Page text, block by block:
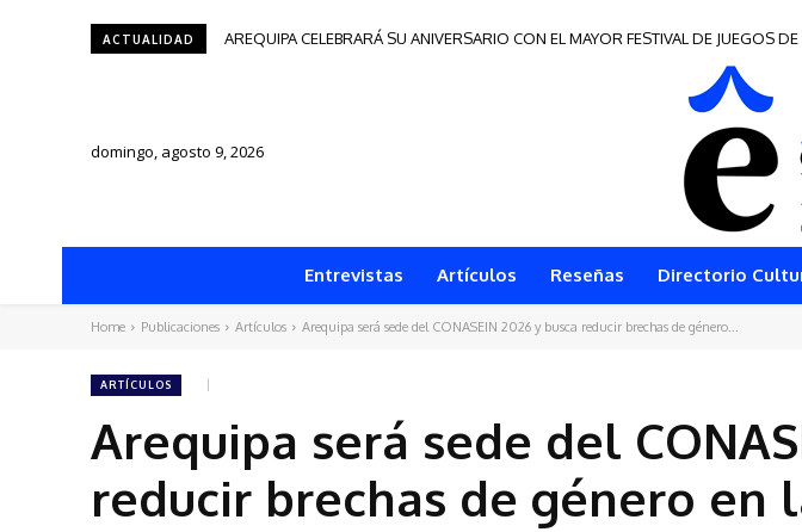
ACTUALIDAD AREQUIPA CELEBRARÁ SU ANIVERSARIO CON EL MAYOR FESTIVAL DE JUEGOS DE
Tacna será sede del Festival de Autores de Frontera 2026
domingo, agosto 9, 2026
Entrevistas Artículos Reseñas Directorio
Home Publicaciones Artículos Arequipa será sede del CONASEIN 2026 y busca reducir brechas de género...
ARTÍCULOS
Arequipa será sede del
reducir brechas de género en